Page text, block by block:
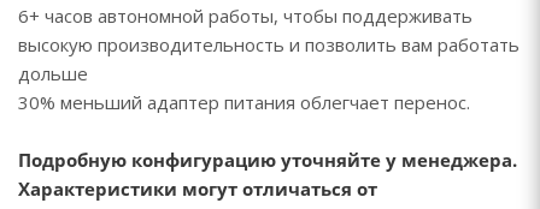
6+ часов автономной работы, чтобы поддерживать
высокую производительность и позволить вам работать
дольше
30% меньший адаптер питания облегчает перенос.
Подробную конфигурацию уточняйте у менеджера.
Характеристики могут отличаться от